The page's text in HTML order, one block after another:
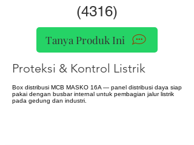
(4316)
Tanya Produk Ini
Proteksi & Kontrol Listrik
Box distribusi MCB MASKO 16A — panel distribusi daya siap
pakai dengan busbar internal untuk pembagian jalur listrik
pada gedung dan industri.